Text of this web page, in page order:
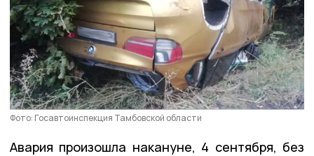
Фото: Госавтоинспекция Тамбовской области
Авария произошла накануне, 4 сентября, без